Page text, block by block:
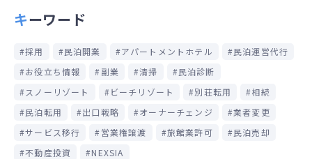
キーワード
採用 民泊開業 アパートメントホテル
民泊運営代行
お役立ち情報
副業 清掃
民泊診断
スノーリゾート
ビーチリゾート 別荘転用
相続
民泊転用
出口戦略 オーナーチェンジ
業者変更
サービス移行
営業権譲渡 旅館業許可
民泊売却
不動産投資
NEXSIA